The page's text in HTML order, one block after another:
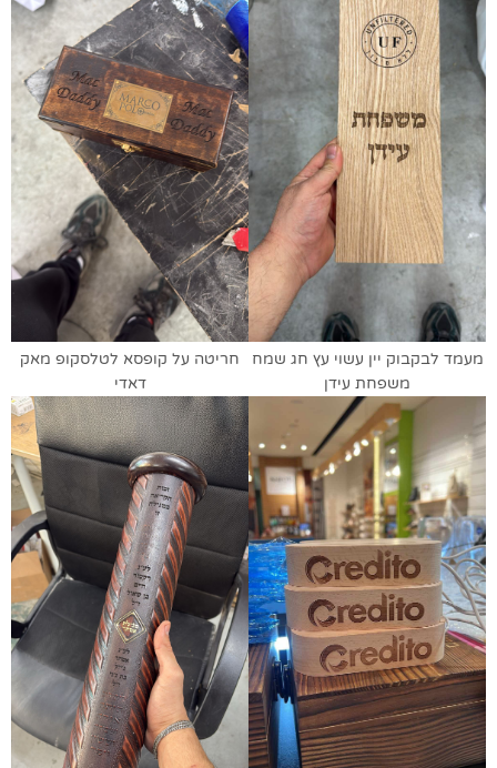
מעמד לבקבוק יין עשוי עץ חג שמח
משפחת עידן
חריטה על קופסא לטלסקופ מאק
דאדי